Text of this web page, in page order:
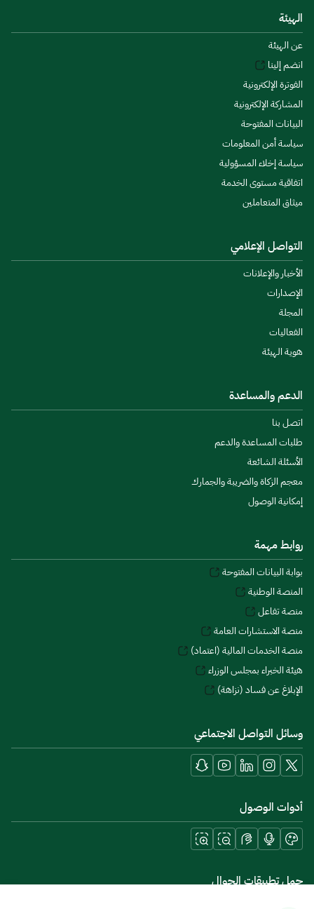
الهيئة
عن الهيئة
انضم إلينا
الفوترة الإلكترونية
المشاركة الإلكترونية
البيانات المفتوحة
سياسة أمن المعلومات
سياسة إخلاء المسؤولية
اتفاقية مستوى الخدمة
ميثاق المتعاملين
التواصل الإعلامي
الأخبار والإعلانات
الإصدارات
المجلة
الفعاليات
هوية الهيئة
الدعم والمساعدة
اتصل بنا
طلبات المساعدة والدعم
الأسئلة الشائعة
معجم الزكاة والضريبة والجمارك
إمكانية الوصول
روابط مهمة
بوابة البيانات المفتوحة
المنصة الوطنية
منصة تفاعل
منصة الاستشارات العامة
منصة الخدمات المالية (اعتماد)
هيئة الخبراء بمجلس الوزراء
الإبلاغ عن فساد (نزاهة)
وسائل التواصل الاجتماعي
أدوات الوصول
حمل تطبيقات الجوال